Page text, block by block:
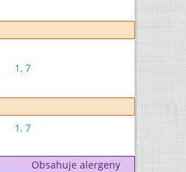
1, 7
1, 7
Obsahuje alergeny